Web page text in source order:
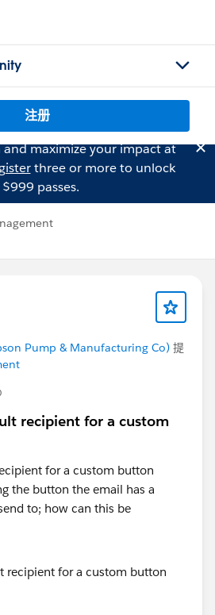
注册
maximize your impact at
three or more to unlock
$999 passes.
Pump & Manufacturing Co) 提
recipient for a custom
for a custom button
the button the email has a
to; how can this be